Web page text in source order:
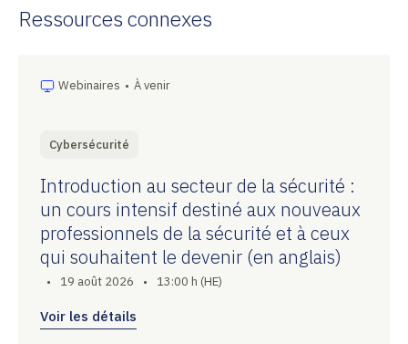
Ressources connexes
Webinaires • À venir
Cybersécurité
Introduction au secteur de la sécurité :
un cours intensif destiné aux nouveaux
professionnels de la sécurité et à ceux
qui souhaitent le devenir (en anglais)
• 19 août 2026 • 13:00 h (HE)
Voir les détails